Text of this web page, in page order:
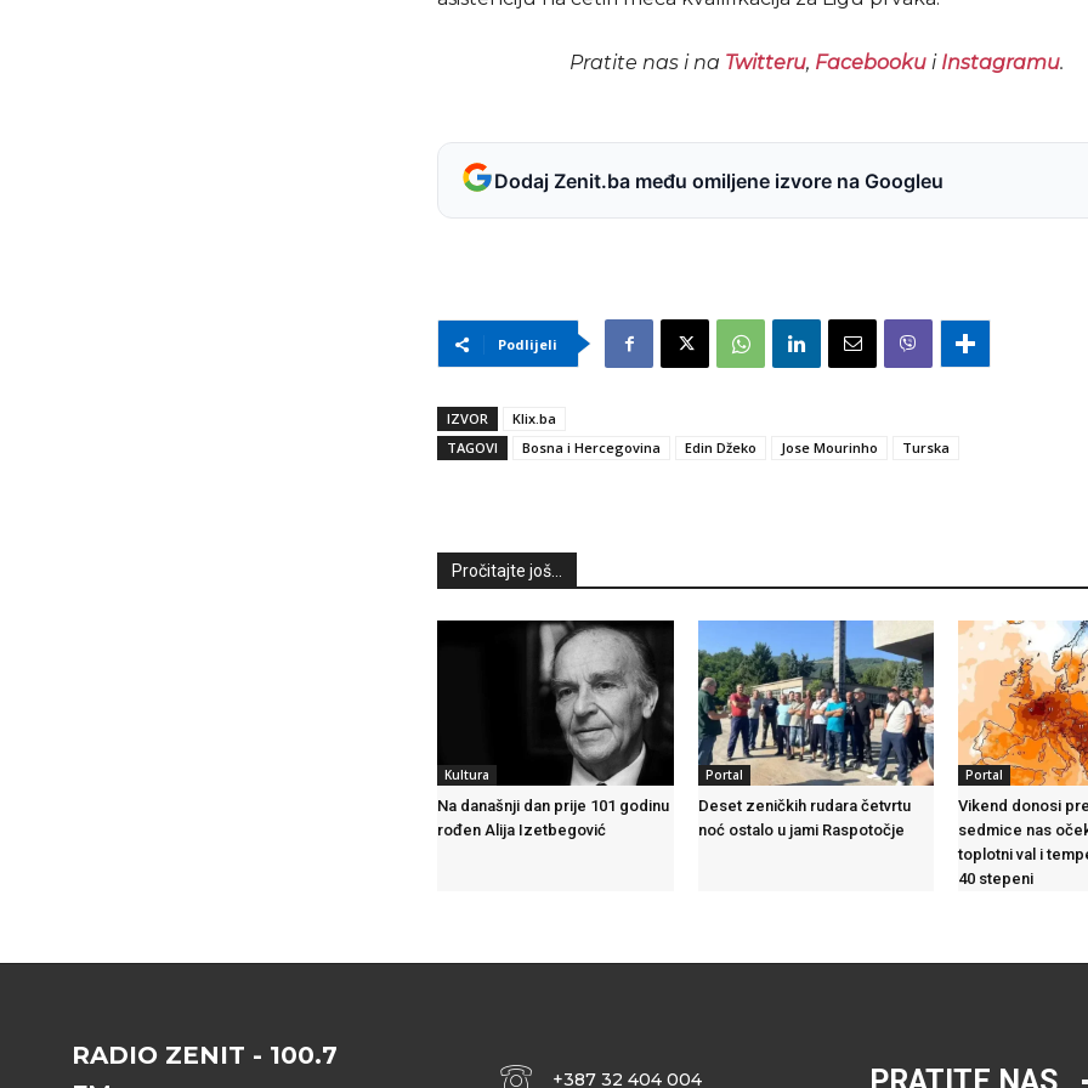
Pratite nas i na Twitteru, Facebookui Instagramu.
Dodaj Zenit.ba među omiljene izvore na Googleu
Podlijeli
IZVOR
Klix.ba
TAGOVI
Bosna i Hercegovina Edin Džeko Jose Mourinho Turska
Pročitajte još...
Kultura
Na današnji dan prije 101 godinu
rođen Alija Izetbegović
Portal
Deset zeničkih rudara četvrtu
noć ostalo u jami Raspotočje
Portal
Vikend donosi
sedmice nas
toplotni val i
40 stepeni
RADIO ZENIT - 100.7
+387 32 404 004